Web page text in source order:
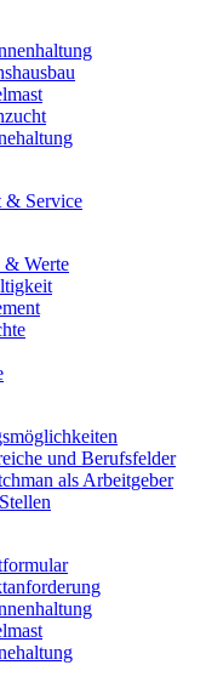
& Service
Werte
und Berufsfelder
als Arbeitgeber